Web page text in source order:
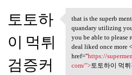
토토하
이 먹튀
검증커
that is the
that is the superb
quandary utilizing
you be able to please
deal liked once more
href="https://
com/">토토하이 먹